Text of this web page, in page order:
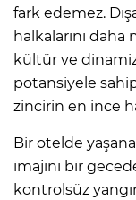
fark edemez.
halkalarını
kültür ve
potansiyele
zincirin en ince
Bir otelde
imajını bir
kontrolsüz